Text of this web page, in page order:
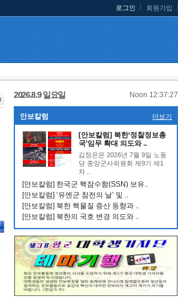
로그인 회원가입
2026.8.9 일요일 Noon 12:37:27
안보칼럼 더보기
[안보칼럼] 북한‘정찰정보총
국’임무 확대 의도와 ..
김정은은 2026년 7월 9일 노동
당 중앙군사위원회 제9기 제1
차 ..
[안보칼럼] 한국군 핵잠수함(SSN) 보유..
[안보칼럼] ‘유엔군 참전의 날’ 및 ..
[안보칼럼] 북한 핵물질 증산 동향과 ..
[안보칼럼] 북한의 국호 변경 의도와 ..